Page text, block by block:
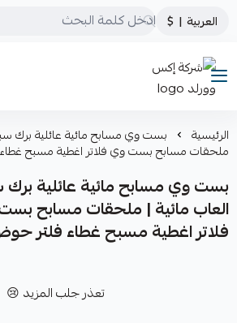
العربية |
$
شركة إكس وورلد
الرئيسية بست وي مسابح مائية عائلية برك
ملحقات مسابح بست وي فلاتر اغطية مسبح
بست وي مسابح مائية عائلية برك
العاب مائية | ملحقات مسابح
فلاتر اغطية مسبح غطاء فلتر
تعذر جلب المزيد 😢